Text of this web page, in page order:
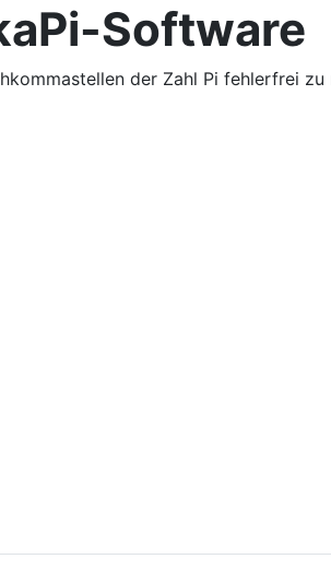
Software
der Zahl Pi fehlerfrei